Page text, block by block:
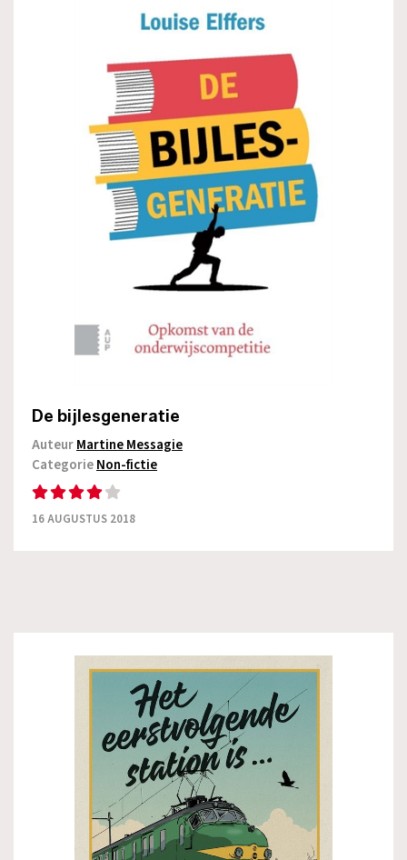
De bijlesgeneratie
AuteurMartine Messagie
CategorieNon-fictie
16 AUGUSTUS 2018